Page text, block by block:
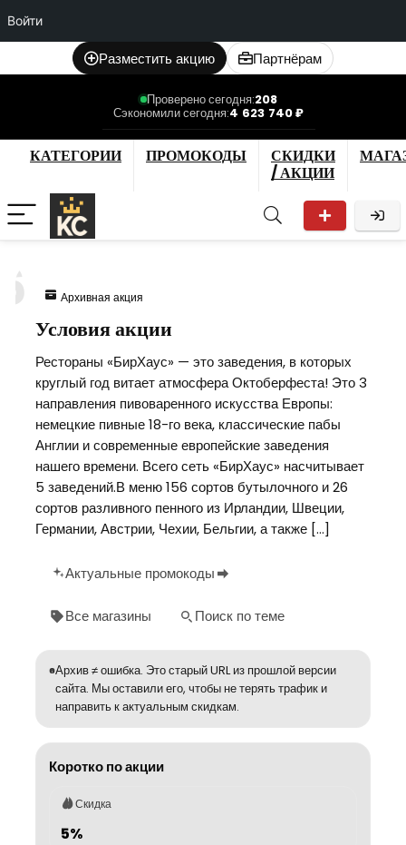
Войти
Разместить акцию Партнёрам
Проверено сегодня:208
Сэкономили сегодня:4 623 740 ₽
КАТЕГОРИИ ПРОМОКОДЫ
СКИДКИ
/ АКЦИИ
Архивная акция
Условия акции
Рестораны «БирХаус» — это заведения, в которых
круглый год витает атмосфера Октоберфеста! Это 3
направления пивоваренного искусства Европы:
немецкие пивные 18-го века, классические пабы
Англии и современные европейские заведения
нашего времени. Всего сеть «БирХаус» насчитывает
5 заведений.В меню 156 сортов бутылочного и 26
сортов разливного пенного из Ирландии, Швеции,
Германии, Австрии, Чехии, Бельгии, а также […]
Актуальные промокоды
Все магазины Поиск по теме
Архив ≠ ошибка. Это старый URL из прошлой версии
сайта. Мы оставили его, чтобы не терять трафик и
направить к актуальным скидкам.
Коротко по акции
Скидка
5%